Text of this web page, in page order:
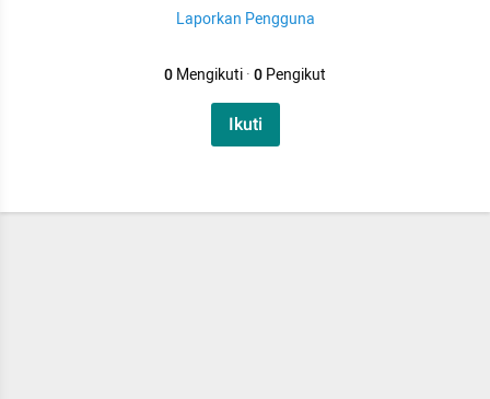
Laporkan Pengguna
0Mengikuti·0Pengikut
Ikuti